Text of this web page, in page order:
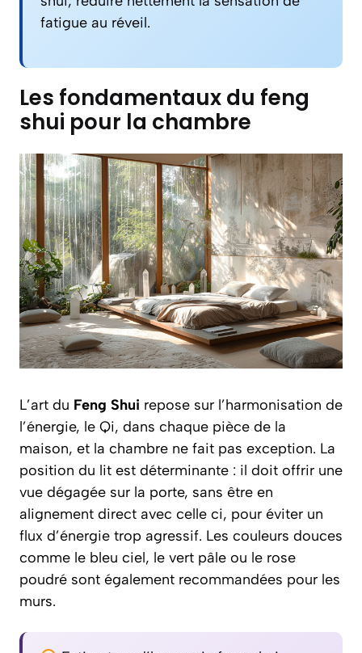
fatigue au réveil.
Les fondamentaux du feng
shui pour la chambre
L’art du Feng Shui repose sur l’harmonisation de
l’énergie, le Qi, dans chaque pièce de la
maison, et la chambre ne fait pas exception. La
position du lit est déterminante : il doit offrir une
vue dégagée sur la porte, sans être en
alignement direct avec celle ci, pour éviter un
flux d’énergie trop agressif. Les couleurs douces
comme le bleu ciel, le vert pâle ou le rose
poudré sont également recommandées pour les
murs.